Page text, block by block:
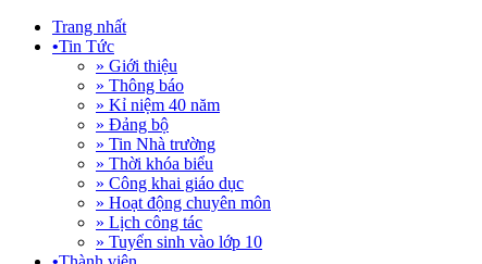
Trang nhất
•Tin Tức
» Giới thiệu
» Thông báo
» Kỉ niệm 40 năm
» Đảng bộ
» Tin Nhà trường
» Thời khóa biểu
» Công khai giáo dục
» Hoạt động chuyên môn
» Lịch công tác
» Tuyển sinh vào lớp 10